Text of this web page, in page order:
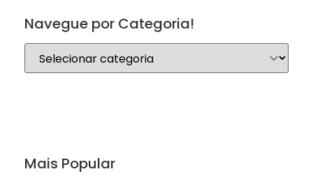
Navegue por Categoria!
Mais Popular